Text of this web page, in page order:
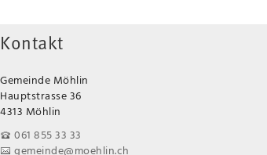
Kontakt
Gemeinde Möhlin
Hauptstrasse 36
4313 Möhlin
061 855 33 33
gemeinde@moehlin.ch